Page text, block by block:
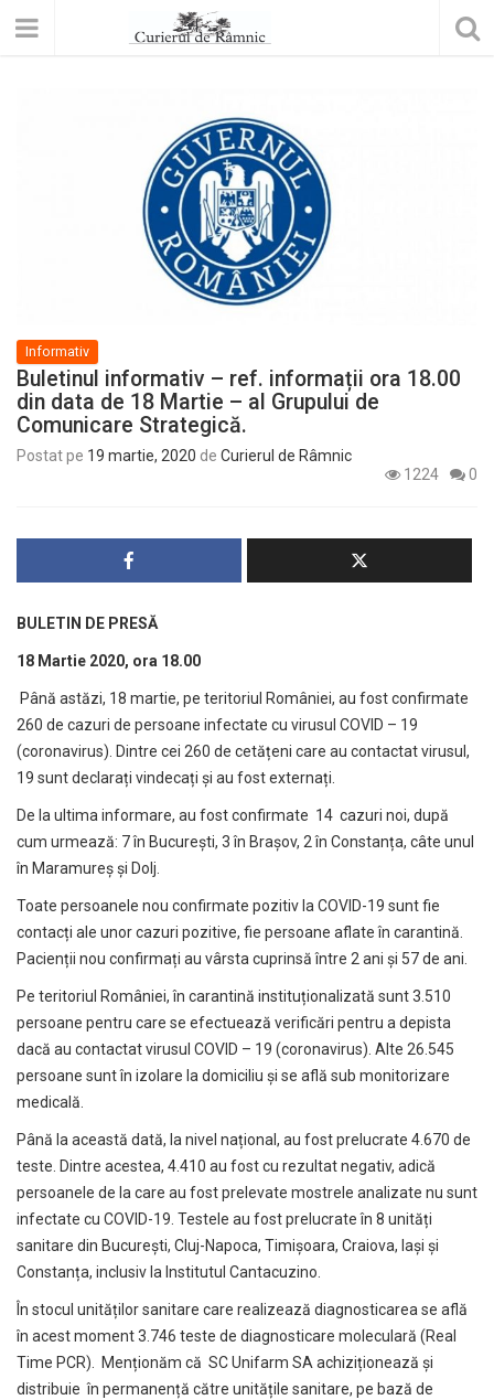
Informativ
Buletinul informativ – ref. informații ora 18.00
din data de 18 Martie – al Grupului de
Comunicare Strategică.
Postat pe 19 martie, 2020 de Curierul de Râmnic
1224
0
BULETIN DE PRESĂ
18 Martie 2020, ora 18.00
Până astăzi, 18 martie, pe teritoriul României, au fost confirmate
260 de cazuri de persoane infectate cu virusul COVID – 19
(coronavirus). Dintre cei 260 de cetățeni care au contactat virusul,
19 sunt declarați vindecați și au fost externați.
De la ultima informare, au fost confirmate 14 cazuri noi, după
cum urmează: 7 în București, 3 în Brașov, 2 în Constanța, câte unul
în Maramureș și Dolj.
Toate persoanele nou confirmate pozitiv la COVID-19 sunt fie
contacți ale unor cazuri pozitive, fie persoane aflate în carantină.
Pacienții nou confirmați au vârsta cuprinsă între 2 ani și 57 de ani.
Pe teritoriul României, în carantină instituționalizată sunt 3.510
persoane pentru care se efectuează verificări pentru a depista
dacă au contactat virusul COVID – 19 (coronavirus). Alte 26.545
persoane sunt în izolare la domiciliu și se află sub monitorizare
medicală.
Până la această dată, la nivel național, au fost prelucrate 4.670 de
teste. Dintre acestea, 4.410 au fost cu rezultat negativ, adică
persoanele de la care au fost prelevate mostrele analizate nu sunt
infectate cu COVID-19. Testele au fost prelucrate în 8 unități
sanitare din București, Cluj-Napoca, Timișoara, Craiova, Iași și
Constanța, inclusiv la Institutul Cantacuzino.
În stocul unităților sanitare care realizează diagnosticarea se află
în acest moment 3.746 teste de diagnosticare moleculară (Real
Time PCR). Menționăm că SC Unifarm SA achiziționează și
distribuie în permanență către unitățile sanitare, pe bază de